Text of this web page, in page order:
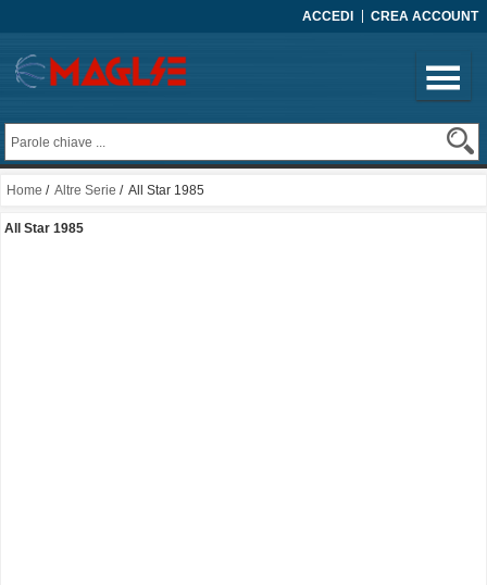
ACCEDI CREA ACCOUNT
Home / Altre Serie / All Star 1985
All Star 1985